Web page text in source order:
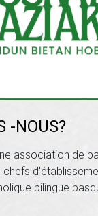
-NOUS?
association de
bilingue